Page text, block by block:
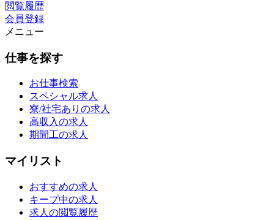
閲覧履歴
会員登録
メニュー
仕事を探す
お仕事検索
スペシャル求人
寮/社宅ありの求人
高収入の求人
期間工の求人
マイリスト
おすすめの求人
キープ中の求人
求人の閲覧履歴